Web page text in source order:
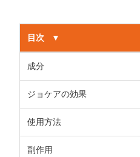
目次 ▼
成分
ジョケアの効果
使用方法
副作用